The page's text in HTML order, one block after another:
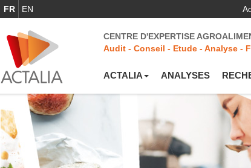
FR EN
CENTRE D'EXPERTISE
Audit - Conseil - Etude - Analyse -
ACTALIA ANALYSES